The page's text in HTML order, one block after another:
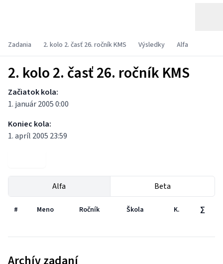
Zadania 2. kolo 2. časť 26. ročník KMS Výsledky Alfa
2. kolo 2. časť 26. ročník KMS
Začiatok kola:
1. január 2005 0:00
Koniec kola:
1. apríl 2005 23:59
Alfa Beta
# Meno Ročník Škola K. ∑